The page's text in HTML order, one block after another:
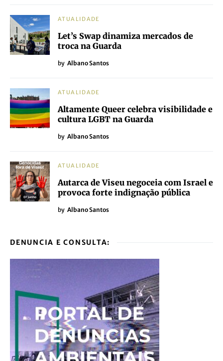
ATUALIDADE
Let’s Swap dinamiza mercados de
troca na Guarda
by Albano Santos
ATUALIDADE
Altamente Queer celebra visibilidade e
cultura LGBT na Guarda
by Albano Santos
ATUALIDADE
Autarca de Viseu negoceia com Israel e
provoca forte indignação pública
by Albano Santos
DENUNCIA E CONSULTA: